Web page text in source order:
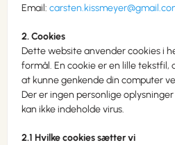
Email:
2. Cookies
Dette website anvender cookies i
formål. En cookie er en lille tekstfil,
at kunne genkende din computer
Der er ingen personlige
kan ikke indeholde virus.
2.1 Hvilke cookies sætter vi